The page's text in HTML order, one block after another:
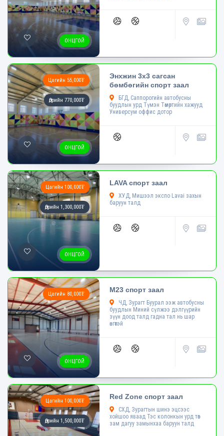
ОНЦГОЙ
Цагийн 55,000₮
ОНЦГОЙ
Өдрийн 770,000₮
Энхжин 3х3 сагсан
бөмбөгийн спорт заал
БГД, Саппорогийн автобусны
буудлын урд Түмэн Төмөртийн хажууд
Универсум оффис дотор
Цагийн 100,000₮
ОНЦГОЙ
Өдрийн 1,300,000₮
LAVA спорт заал
ХУД, Мишээл экспо Lavai захын
баруун талд
Цагийн 80,000₮
ОНЦГОЙ
M23 спорт заал
ЧД, Зурагт Буурал ээж автобусны
буудлын Миний сүлжээ дэлгүүрийн
зүүн доод талд гадна тал нь шар
өнгөтэй
Цагийн 100,000₮
Өдрийн 1,500,000₮
Red Zone спорт заал
СХД, Зурагтын шинэ эцсээс
хойшоо яваад Тэс колонкын урд төв
зам дагуу замынхаа баруун талд